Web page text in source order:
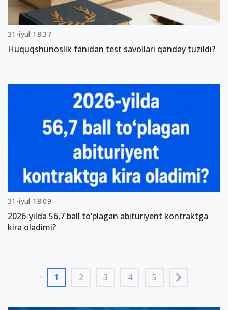
31-iyul 18:37
Huquqshunoslik fanidan test savollari qanday tuzildi?
31-iyul 18:09
2026-yilda 56,7 ball to‘plagan abituriyent kontraktga
kira oladimi?
1 2 3 4 5